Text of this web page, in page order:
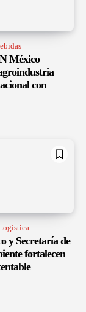
México
con
y Secretaría de
fortalecen